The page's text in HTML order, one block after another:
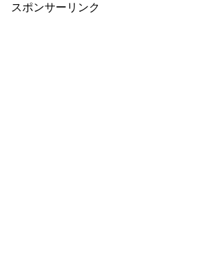
スポンサーリンク